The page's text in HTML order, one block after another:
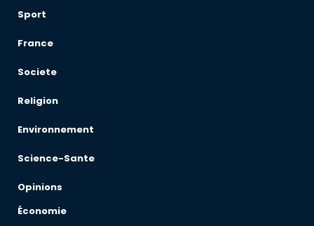
Sport
France
Societe
Religion
Environnement
Science-Sante
Opinions
Économie